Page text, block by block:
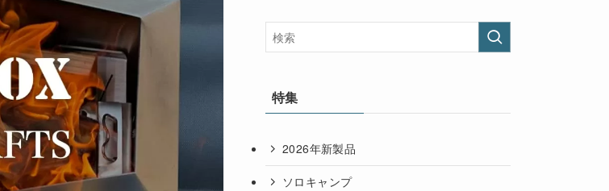
特集
2026年新製品
ソロキャンプ